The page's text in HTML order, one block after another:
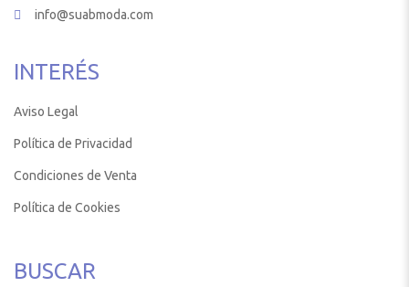
info@suabmoda.com
INTERÉS
Aviso Legal
Política de Privacidad
Condiciones de Venta
Política de Cookies
BUSCAR